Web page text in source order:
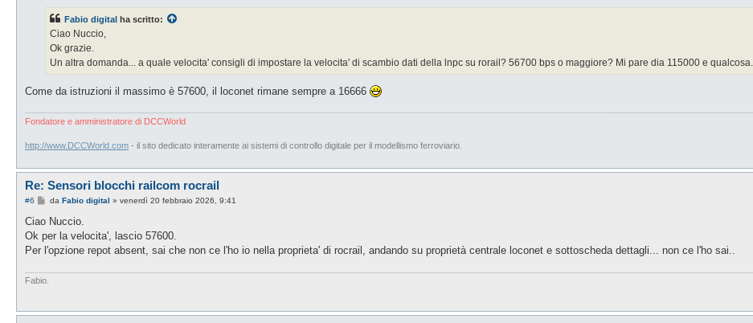
a
g
o
Fabio digital ha scritto:
Ciao Nuccio,
Ok grazie.
Un altra domanda... a quale velocita' consigli di impostare la velocita' di scambio dati della lnpc su rorail? 56700 bps o maggiore? Mi pare dia 115000 e qualcosa...
Come da istruzioni il massimo è 57600, il loconet rimane sempre a 16666
Fondatore e amministratore di DCCWorld
http://www.DCCWorld.com - il sito dedicato interamente ai sistemi di controllo digitale per il modellismo ferroviario.
Re: Sensori blocchi railcom rocrail
#6
M
s
a
g
da Fabio digital » venerdì 20 febbraio 2026, 9:41
Ciao Nuccio.
Ok per la velocita', lascio 57600.
Per l'opzione repot absent, sai che non ce l'ho io nella proprieta' di rocrail, andando su proprietà centrale loconet e sottoscheda dettagli... non ce l'ho sai..
Fabio.